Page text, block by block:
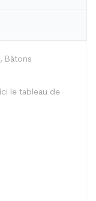
Bâtons
le tableau de